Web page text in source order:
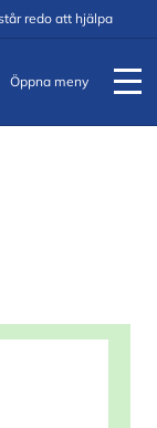
redo att hjälpa
Öppna meny